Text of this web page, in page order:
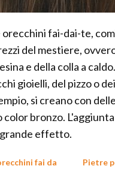
fai-dai-te,
del mestiere,
e della colla a
gioielli, del pizzo o
si creano con
bronzo.
effetto.
fai da
Pietre